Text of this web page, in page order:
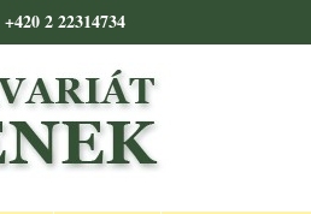
+420 2 22314734